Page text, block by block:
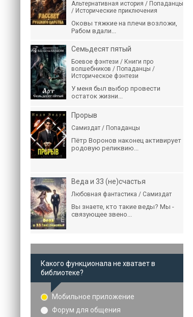
Альтернативная история / Попаданцы
/ Исторические приключения
Оковы тяжкие на плечи возложи,
Рабом вдали...
Семьдесят пятый
Боевое фэнтези / Книги про
волшебников / Попаданцы /
Историческое фэнтези
У меня был выбор провести
остаток жизни...
Прорыв
Самиздат / Попаданцы
Пётр Воронов наконец активирует
родовую реликвию...
Веда и 33 (не)счастья
Любовная фантастика / Самиздат
Вы знаете, кто такие веды? Мы -
связующее звено...
Какого функционала не хватает в
библиотеке?
Мобильное приложение
Форум для общения